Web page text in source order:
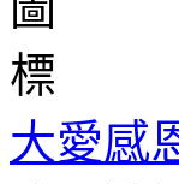
大愛感